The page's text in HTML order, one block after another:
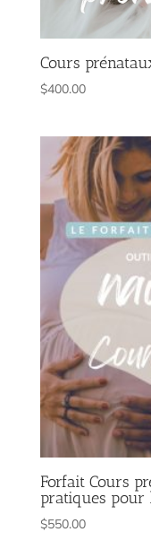
Cours
$400.00
Forfait Cours
pratiques pour
$550.00